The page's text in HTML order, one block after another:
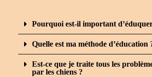
Pourquoi est-il important
Quelle est ma méthode d’éducation
Est-ce que je traite tous les
par les chiens ?